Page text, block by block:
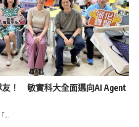
友！ 敏實科大全面邁向AI Agent
…